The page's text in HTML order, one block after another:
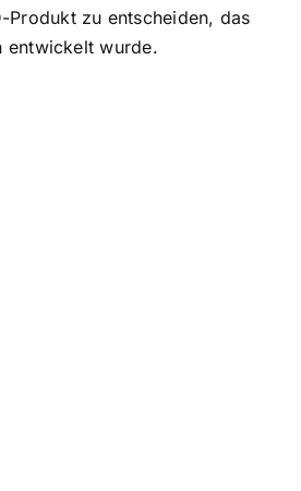
Produkt zu entscheiden, das
entwickelt wurde.